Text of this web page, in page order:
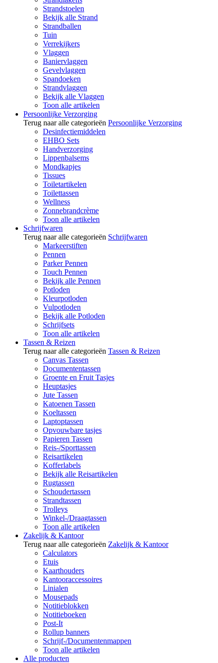
Strandstoelen
Bekijk alle Strand
Strandballen
Tuin
Verrekijkers
Vlaggen
Baniervlaggen
Gevelvlaggen
Spandoeken
Strandvlaggen
Bekijk alle Vlaggen
Toon alle artikelen
Persoonlijke Verzorging
Terug naar alle categorieën Persoonlijke Verzorging
Desinfectiemiddelen
EHBO Sets
Handverzorging
Lippenbalsems
Mondkapjes
Tissues
Toiletartikelen
Toilettassen
Wellness
Zonnebrandcrème
Toon alle artikelen
Schrijfwaren
Terug naar alle categorieën Schrijfwaren
Markeerstiften
Pennen
Parker Pennen
Touch Pennen
Bekijk alle Pennen
Potloden
Kleurpotloden
Vulpotloden
Bekijk alle Potloden
Schrijfsets
Toon alle artikelen
Tassen & Reizen
Terug naar alle categorieën Tassen & Reizen
Canvas Tassen
Documententassen
Groente en Fruit Tasjes
Heuptasjes
Jute Tassen
Katoenen Tassen
Koeltassen
Laptoptassen
Opvouwbare tasjes
Papieren Tassen
Reis-/Sporttassen
Reisartikelen
Kofferlabels
Bekijk alle Reisartikelen
Rugtassen
Schoudertassen
Strandtassen
Trolleys
Winkel-/Draagtassen
Toon alle artikelen
Zakelijk & Kantoor
Terug naar alle categorieën Zakelijk & Kantoor
Calculators
Etuis
Kaarthouders
Kantooraccessoires
Linialen
Mousepads
Notitieblokken
Notitieboeken
Post-It
Rollup banners
Schrijf-/Documentenmappen
Toon alle artikelen
Alle producten